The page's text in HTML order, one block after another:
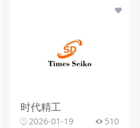
时代精工
2026-01-19 510